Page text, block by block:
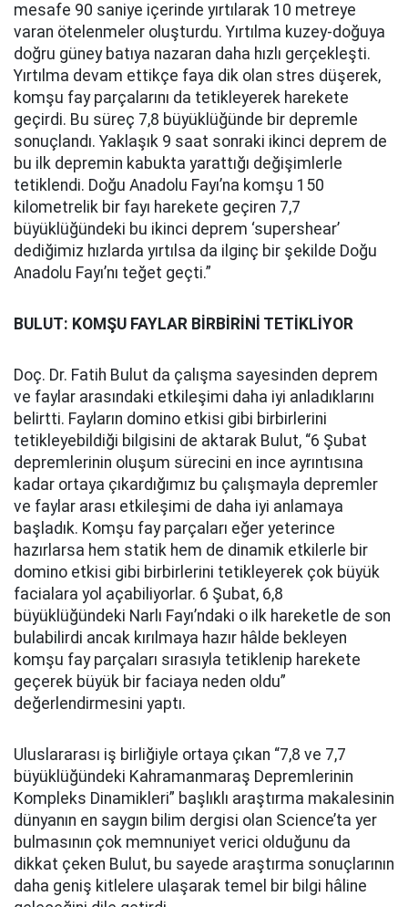
mesafe 90 saniye içerinde yırtılarak 10 metreye
varan ötelenmeler oluşturdu. Yırtılma kuzey-doğuya
doğru güney batıya nazaran daha hızlı gerçekleşti.
Yırtılma devam ettikçe faya dik olan stres düşerek,
komşu fay parçalarını da tetikleyerek harekete
geçirdi. Bu süreç 7,8 büyüklüğünde bir depremle
sonuçlandı. Yaklaşık 9 saat sonraki ikinci deprem de
bu ilk depremin kabukta yarattığı değişimlerle
tetiklendi. Doğu Anadolu Fayı’na komşu 150
kilometrelik bir fayı harekete geçiren 7,7
büyüklüğündeki bu ikinci deprem ‘supershear’
dediğimiz hızlarda yırtılsa da ilginç bir şekilde Doğu
Anadolu Fayı’nı teğet geçti.”
BULUT: KOMŞU FAYLAR BİRBİRİNİ TETİKLİYOR
Doç. Dr. Fatih Bulut da çalışma sayesinden deprem
ve faylar arasındaki etkileşimi daha iyi anladıklarını
belirtti. Fayların domino etkisi gibi birbirlerini
tetikleyebildiği bilgisini de aktarak Bulut, “6 Şubat
depremlerinin oluşum sürecini en ince ayrıntısına
kadar ortaya çıkardığımız bu çalışmayla depremler
ve faylar arası etkileşimi de daha iyi anlamaya
başladık. Komşu fay parçaları eğer yeterince
hazırlarsa hem statik hem de dinamik etkilerle bir
domino etkisi gibi birbirlerini tetikleyerek çok büyük
facialara yol açabiliyorlar. 6 Şubat, 6,8
büyüklüğündeki Narlı Fayı’ndaki o ilk hareketle de son
bulabilirdi ancak kırılmaya hazır hâlde bekleyen
komşu fay parçaları sırasıyla tetiklenip harekete
geçerek büyük bir faciaya neden oldu”
değerlendirmesini yaptı.
Uluslararası iş birliğiyle ortaya çıkan “7,8 ve 7,7
büyüklüğündeki Kahramanmaraş Depremlerinin
Kompleks Dinamikleri” başlıklı araştırma makalesinin
dünyanın en saygın bilim dergisi olan Science’ta yer
bulmasının çok memnuniyet verici olduğunu da
dikkat çeken Bulut, bu sayede araştırma sonuçlarının
daha geniş kitlelere ulaşarak temel bir bilgi hâline